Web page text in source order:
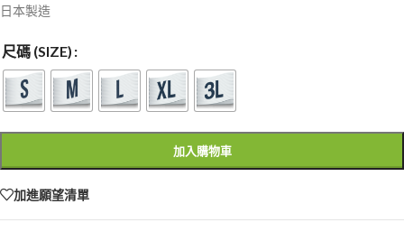
日本製造
尺碼 (SIZE)
加入購物車
加進願望清單